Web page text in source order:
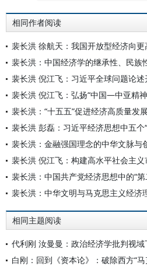
相同作者阅读
裴长洪 徐航天：我国开放型经济向
裴长洪：中国经济学的继承性、民族
裴长洪 倪江飞：弘扬“中国—中亚精
裴长洪：“十五五”促进经济高质量发
裴长洪 彭磊：习近平经济思想中五个
裴长洪：金融强国理念的中华文脉与
裴长洪 倪江飞：构建高水平社会主
裴长洪：中国共产党经济思想中的“第
裴长洪：中华文明与马克思主义经济
相同主题阅读
代利刚 汝曼曼：政治经济学批判视
白刚：回到《资本论》：破除西方“